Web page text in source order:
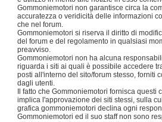
Gommoniemotori non garantisce circa la
accuratezza o veridicità delle informazioni
che nel forum.
Gommoniemotori si riserva il diritto di
del forum e del regolamento in qualsiasi
preavviso.
Gommoniemotori non ha alcuna
riguarda i siti ai quali è possibile accedere
posti all'interno del sito/forum stesso, forniti
dagli utenti.
Il fatto che Gommoniemotori fornisca questi
implica l'approvazione dei siti stessi, sulla
grafica gommoniemotori declina ogni
Gommoniemotori ed il suo staff non sono